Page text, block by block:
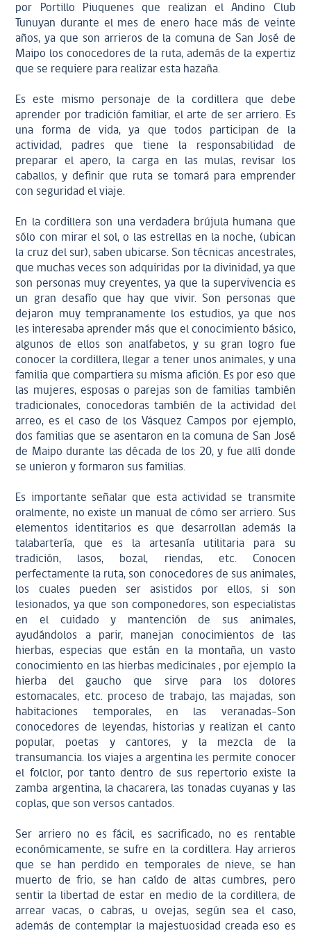
por Portillo Piuquenes que realizan el Andino Club
Tunuyan durante el mes de enero hace más de veinte
años, ya que son arrieros de la comuna de San José de
Maipo los conocedores de la ruta, además de la expertiz
que se requiere para realizar esta hazaña.
Es este mismo personaje de la cordillera que debe
aprender por tradición familiar, el arte de ser arriero. Es
una forma de vida, ya que todos participan de la
actividad, padres que tiene la responsabilidad de
preparar el apero, la carga en las mulas, revisar los
caballos, y definir que ruta se tomará para emprender
con seguridad el viaje.
En la cordillera son una verdadera brújula humana que
sólo con mirar el sol, o las estrellas en la noche, (ubican
la cruz del sur), saben ubicarse. Son técnicas ancestrales,
que muchas veces son adquiridas por la divinidad, ya que
son personas muy creyentes, ya que la supervivencia es
un gran desafío que hay que vivir. Son personas que
dejaron muy tempranamente los estudios, ya que nos
les interesaba aprender más que el conocimiento básico,
algunos de ellos son analfabetos, y su gran logro fue
conocer la cordillera, llegar a tener unos animales, y una
familia que compartiera su misma afición. Es por eso que
las mujeres, esposas o parejas son de familias también
tradicionales, conocedoras también de la actividad del
arreo, es el caso de los Vásquez Campos por ejemplo,
dos familias que se asentaron en la comuna de San José
de Maipo durante las década de los 20, y fue allí donde
se unieron y formaron sus familias.
Es importante señalar que esta actividad se transmite
oralmente, no existe un manual de cómo ser arriero. Sus
elementos identitarios es que desarrollan además la
talabartería, que es la artesanía utilitaria para su
tradición, lasos, bozal, riendas, etc. Conocen
perfectamente la ruta, son conocedores de sus animales,
los cuales pueden ser asistidos por ellos, si son
lesionados, ya que son componedores, son especialistas
en el cuidado y mantención de sus animales,
ayudándolos a parir, manejan conocimientos de las
hierbas, especias que están en la montaña, un vasto
conocimiento en las hierbas medicinales , por ejemplo la
hierba del gaucho que sirve para los dolores
estomacales, etc. proceso de trabajo, las majadas, son
habitaciones temporales, en las veranadas-Son
conocedores de leyendas, historias y realizan el canto
popular, poetas y cantores, y la mezcla de la
transumancia. los viajes a argentina les permite conocer
el folclor, por tanto dentro de sus repertorio existe la
zamba argentina, la chacarera, las tonadas cuyanas y las
coplas, que son versos cantados.
Ser arriero no es fácil, es sacrificado, no es rentable
económicamente, se sufre en la cordillera. Hay arrieros
que se han perdido en temporales de nieve, se han
muerto de frio, se han caído de altas cumbres, pero
sentir la libertad de estar en medio de la cordillera, de
arrear vacas, o cabras, u ovejas, según sea el caso,
además de contemplar la majestuosidad creada eso es